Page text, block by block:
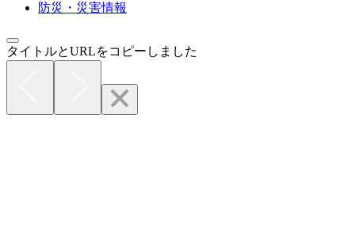
防災・災害情報
タイトルとURLをコピーしました